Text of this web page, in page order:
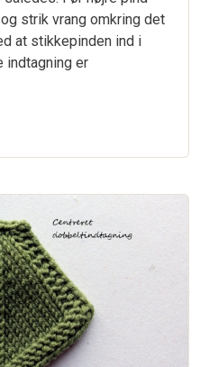
strik vrang omkring det
at stikkepinden ind i
indtagning er